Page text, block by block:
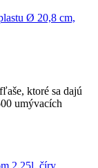
Ø 20,8 cm,
ktoré sa dajú
umývacích